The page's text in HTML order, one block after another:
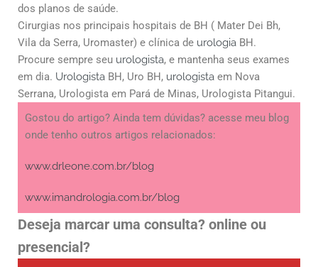
dos planos de saúde.
Cirurgias nos principais hospitais de BH ( Mater Dei Bh,
Vila da Serra, Uromaster) e clínica de urologia BH.
Procure sempre seu urologista, e mantenha seus exames
em dia. Urologista BH, Uro BH, urologista em Nova
Serrana, Urologista em Pará de Minas, Urologista Pitangui.
Gostou do artigo? Ainda tem dúvidas? acesse meu blog
onde tenho outros artigos relacionados:
www.drleone.com.br/blog
www.imandrologia.com.br/blog
Deseja marcar uma consulta? online ou
presencial?